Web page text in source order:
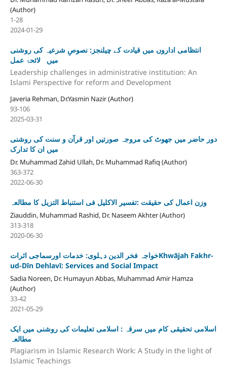
(Author)
1-28
2024-01-29
انتظامی اداروں میں قیادت کے چیلنجز: نصوصِ شرعیہ کی روشنی
میں لائحۂ عمل
Leadership challenges in administrative institution: An
Islami Perspective for reform and Development
Javeria Rehman, Dr.Yasmin Nazir (Author)
93-106
2025-03-31
دور حاضر میں جھوٹ کی مروجہ صورتیں اور قرآن و سنت کی روشنی
میں ان کا تدارک
Dr. Muhammad Zahid Ullah, Dr. Muhammad Rafiq (Author)
363-372
2022-06-30
وزن اعمال کی حقیقت :تفسیر الاکلیل فی استنباط التزیل کا مطالعہ
Ziauddin, Muhammad Rashid, Dr. Naseem Akhter (Author)
313-318
2020-06-30
خواجہ فخر الدین دہلوی: خدمات اورسماجی اثراتKhwājah Fakhr-
ud-Dīn Dehlavī: Services and Social Impact
Sadia Noreen, Dr. Humayun Abbas, Muhammad Amir Hamza
(Author)
33-42
2021-05-29
اسلامی تحقیقی کام میں سرقہ ‬: اسلامی تعلیمات کی روشنی میں ایک
مطالعہ
Plagiarism in Islamic Research Work: A Study in the light of
Islamic Teachings